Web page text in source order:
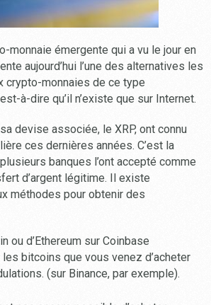
monnaie émergente qui a vu le jour en
aujourd’hui l’une des alternatives les
crypto-monnaies de ce type
à-dire qu’il n’existe que sur Internet.
devise associée, le XRP, ont connu
ces dernières années. C’est la
banques l’ont accepté comme
d’argent légitime. Il existe
méthodes pour obtenir des
ou d’Ethereum sur Coinbase
les bitcoins que vous venez d’acheter
(sur Binance, par exemple).